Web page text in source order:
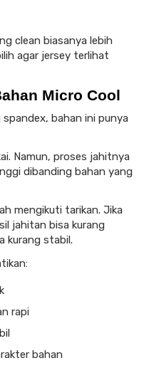
clean biasanya lebih
agar jersey terlihat
Micro Cool
bahan ini punya
Namun, proses jahitnya
dibanding bahan yang
mengikuti tarikan. Jika
jahitan bisa kurang
kurang stabil.
rapi
bahan